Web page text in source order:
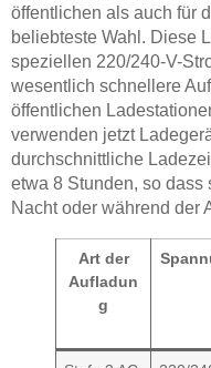
öffentlichen als auch für
beliebteste Wahl. Diese
speziellen 220/240-V-
wesentlich schnellere
öffentlichen
verwenden jetzt
durchschnittliche
etwa 8 Stunden, so dass
Nacht oder während der
Art der
Aufladun
g